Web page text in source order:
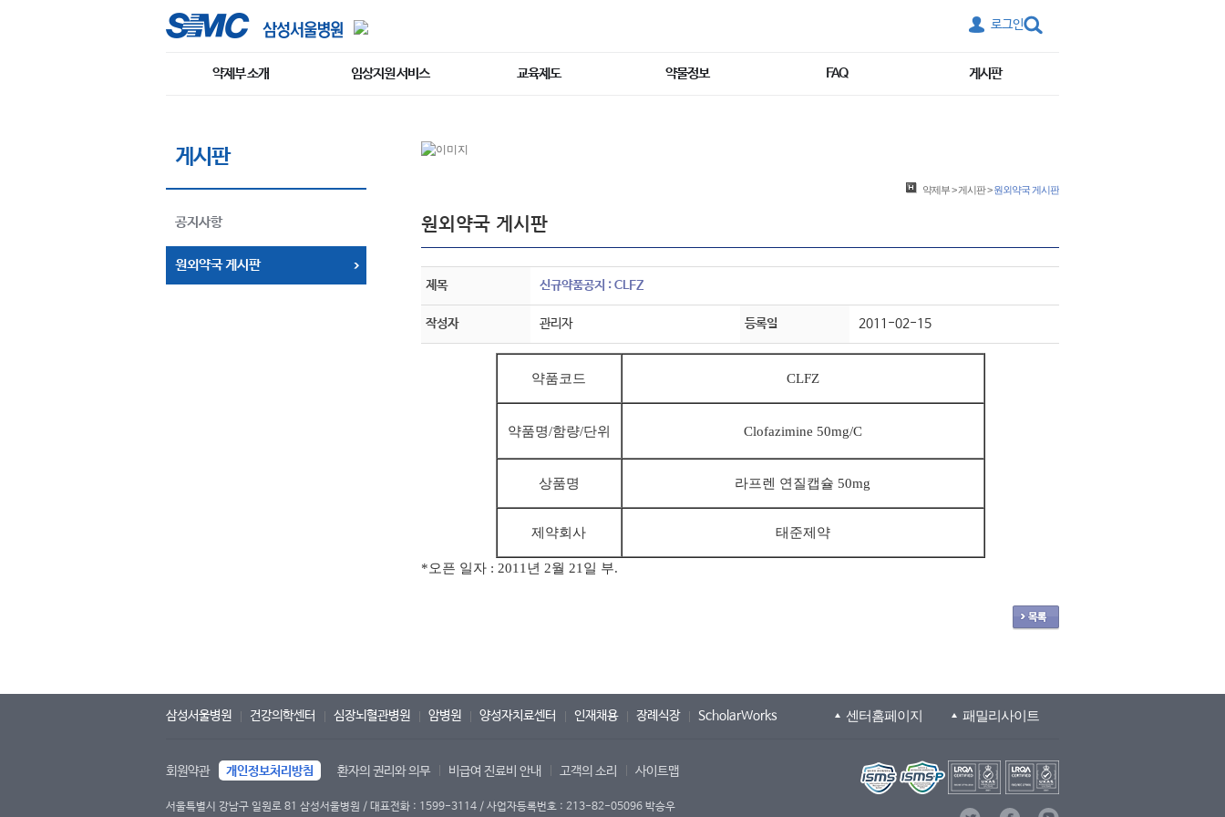
로그인
약제부 소개 임상지원 서비스 교육제도 약물정보 FAQ 게시판
게시판
공지사항
원외약국 게시판
약제부>게시판>원외약국 게시판
원외약국 게시판
제목 신규약품공지 : CLFZ
작성자 관리자 등록일 2011-02-15
약품코드 CLFZ
약품명/함량/단위 Clofazimine 50mg/C
상품명 라프렌 연질캡슐 50mg
제약회사 태준제약
*오픈 일자 : 2011년 2월 21일 부.
삼성서울병원 건강의학센터 심장뇌혈관병원 암병원 양성자치료센터 인재채용 장례식장 ScholarWorks 센터홈페이지 패밀리사이트
회원약관 개인정보처리방침 환자의 권리와 의무 비급여 진료비 안내 고객의 소리 사이트맵
서울특별시 강남구 일원로 81 삼성서울병원 / 대표전화 : 1599-3114 / 사업자등록번호 : 213-82-05096 박승우